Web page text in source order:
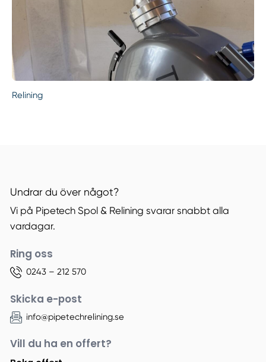
Relining
Undrar du över något?
Vi på Pipetech Spol & Relining svarar snabbt alla
vardagar.
Ring oss
0243 – 212 570
Skicka e-post
info@pipetechrelining.se
Vill du ha en offert?